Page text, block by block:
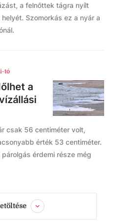
a felnőttek tágra nyílt
Szomorkás ez a nyár a
tó
a
csak 56 centiméter volt,
érték 53 centiméter.
érdemi része még